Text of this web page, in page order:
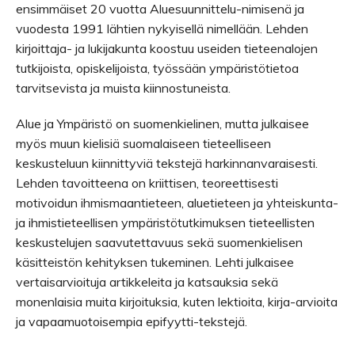
ensimmäiset 20 vuotta Aluesuunnittelu-nimisenä ja
vuodesta 1991 lähtien nykyisellä nimellään. Lehden
kirjoittaja- ja lukijakunta koostuu useiden tieteenalojen
tutkijoista, opiskelijoista, työssään ympäristötietoa
tarvitsevista ja muista kiinnostuneista.
Alue ja Ympäristö on suomenkielinen, mutta julkaisee
myös muun kielisiä suomalaiseen tieteelliseen
keskusteluun kiinnittyviä tekstejä harkinnanvaraisesti.
Lehden tavoitteena on kriittisen, teoreettisesti
motivoidun ihmismaantieteen, aluetieteen ja yhteiskunta-
ja ihmistieteellisen ympäristötutkimuksen tieteellisten
keskustelujen saavutettavuus sekä suomenkielisen
käsitteistön kehityksen tukeminen. Lehti julkaisee
vertaisarvioituja artikkeleita ja katsauksia sekä
monenlaisia muita kirjoituksia, kuten lektioita, kirja-arvioita
ja vapaamuotoisempia epifyytti-tekstejä.